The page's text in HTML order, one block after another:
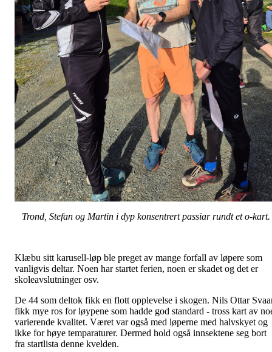
Trond, Stefan og Martin i dyp konsentrert passiar rundt et o-kart.
Klæbu sitt karusell-løp ble preget av mange forfall av løpere som
vanligvis deltar. Noen har startet ferien, noen er skadet og det er
skoleavslutninger osv.
De 44 som deltok fikk en flott opplevelse i skogen. Nils Ottar
fikk mye ros for løypene som hadde god standard - tross kart av
varierende kvalitet. Været var også med løperne med halvskyet og
ikke for høye temparaturer. Dermed hold også innsektene seg bort
fra startlista denne kvelden.